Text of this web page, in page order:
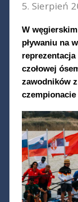
5. Sierpień
W
pływaniu na
czołowej
zawodników